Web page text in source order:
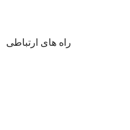
راه های ارتباطی